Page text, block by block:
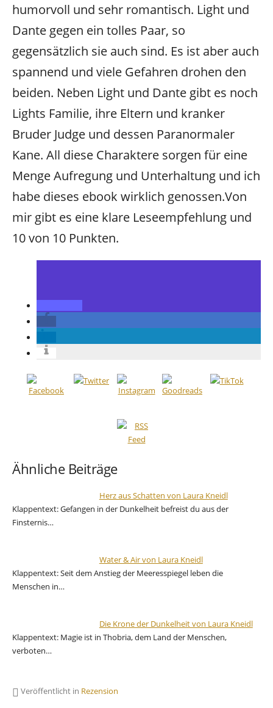
humorvoll und sehr romantisch. Light und
Dante gegen ein tolles Paar, so
gegensätzlich sie auch sind. Es ist aber auch
spannend und viele Gefahren drohen den
beiden. Neben Light und Dante gibt es noch
Lights Familie, ihre Eltern und kranker
Bruder Judge und dessen Paranormaler
Kane. All diese Charaktere sorgen für eine
Menge Aufregung und Unterhaltung und ich
habe dieses ebook wirklich genossen.Von
mir gibt es eine klare Leseempfehlung und
10 von 10 Punkten.
Ähnliche Beiträge
Herz aus Schatten von Laura Kneidl
Klappentext: Gefangen in der Dunkelheit befreist du aus der
Finsternis…
Water & Air von Laura Kneidl
Klappentext: Seit dem Anstieg der Meeresspiegel leben die
Menschen in…
Die Krone der Dunkelheit von Laura Kneidl
Klappentext: Magie ist in Thobria, dem Land der Menschen,
verboten…
Veröffentlicht in Rezension